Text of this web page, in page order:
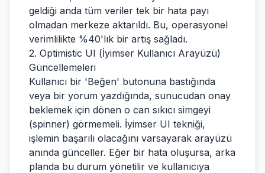
geldiği anda tüm veriler tek bir hata payı
olmadan merkeze aktarıldı. Bu, operasyonel
verimlilikte %40'lık bir artış sağladı.
2. Optimistic UI (İyimser Kullanıcı Arayüzü)
Güncellemeleri
Kullanıcı bir 'Beğen' butonuna bastığında
veya bir yorum yazdığında, sunucudan onay
beklemek için dönen o can sıkıcı simgeyi
(spinner) görmemeli. İyimser UI tekniği,
işlemin başarılı olacağını varsayarak arayüzü
anında günceller. Eğer bir hata oluşursa, arka
planda bu durum yönetilir ve kullanıcıya